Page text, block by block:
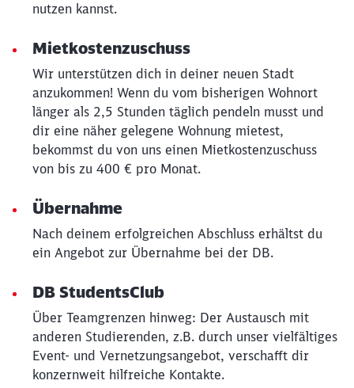
nutzen kannst.
Mietkostenzuschuss
Wir unterstützen dich in deiner neuen Stadt
anzukommen! Wenn du vom bisherigen Wohnort
länger als 2,5 Stunden täglich pendeln musst und
dir eine näher gelegene Wohnung mietest,
bekommst du von uns einen Mietkostenzuschuss
von bis zu 400 € pro Monat.
Übernahme
Nach deinem erfolgreichen Abschluss erhältst du
ein Angebot zur Übernahme bei der DB.
DB StudentsClub
Über Teamgrenzen hinweg: Der Austausch mit
anderen Studierenden, z.B. durch unser vielfältiges
Event- und Vernetzungsangebot, verschafft dir
konzernweit hilfreiche Kontakte.
Möchten Sie zu
Abbrechen Weiter